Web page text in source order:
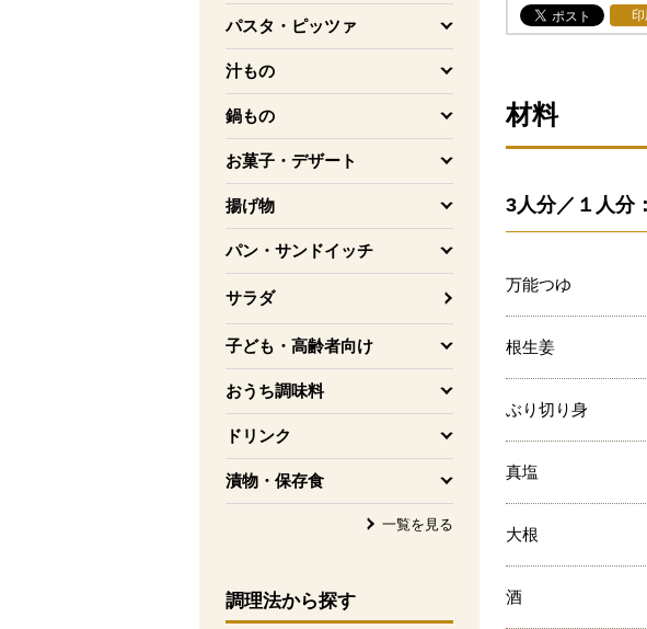
パスタ・ピッツァ
を開く
汁もの
を開く
鍋もの
を開く
お菓子・デザート
を開く
揚げ物
を開く
パン・サンドイッチ
を開く
サラダ
子ども・高齢者向け
を開く
おうち調味料
を開く
ドリンク
を開く
漬物・保存食
を開く
一覧を見る
調理法から探す
印
材料
3人分／１人
万能つゆ
根生姜
ぶり切り身
真塩
大根
酒